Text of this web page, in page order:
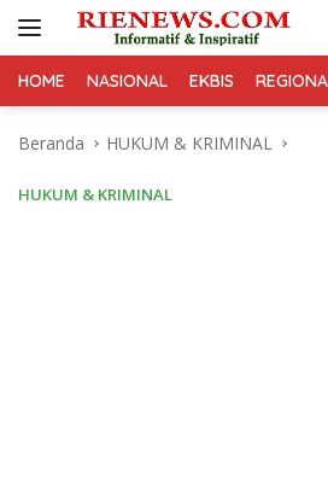
HOME NASIONAL EKBIS
Beranda HUKUM & KRIMINAL
HUKUM & KRIMINAL